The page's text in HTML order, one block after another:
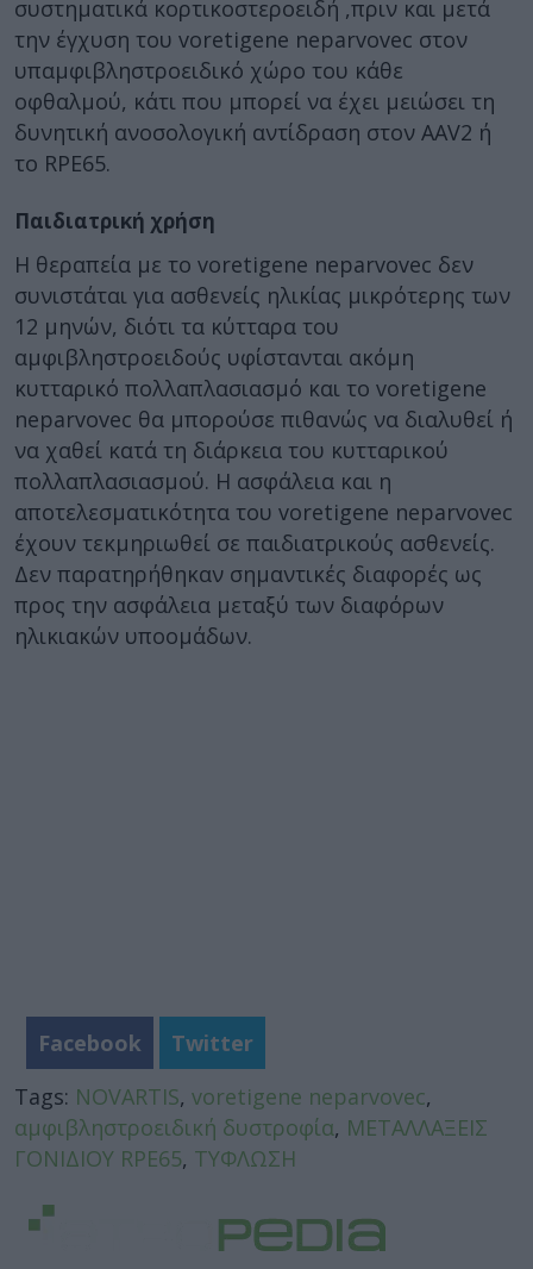
συστηματικά κορτικοστεροειδή ,πριν και μετά
την έγχυση του voretigene neparvovec στον
υπαμφιβληστροειδικό χώρο του κάθε
οφθαλμού, κάτι που μπορεί να έχει μειώσει τη
δυνητική ανοσολογική αντίδραση στον AAV2 ή
το RPE65.
Παιδιατρική χρήση
Η θεραπεία με το voretigene neparvovec δεν
συνιστάται για ασθενείς ηλικίας μικρότερης των
12 μηνών, διότι τα κύτταρα του
αμφιβληστροειδούς υφίστανται ακόμη
κυτταρικό πολλαπλασιασμό και το voretigene
neparvovec θα μπορούσε πιθανώς να διαλυθεί ή
να χαθεί κατά τη διάρκεια του κυτταρικού
πολλαπλασιασμού. Η ασφάλεια και η
αποτελεσματικότητα του voretigene neparvovec
έχουν τεκμηριωθεί σε παιδιατρικούς ασθενείς.
Δεν παρατηρήθηκαν σημαντικές διαφορές ως
προς την ασφάλεια μεταξύ των διαφόρων
ηλικιακών υποομάδων.
Facebook
Twitter
Tags: NOVARTIS, voretigene neparvovec,
αμφιβληστροειδική δυστροφία, ΜΕΤΑΛΛΑΞΕΙΣ
ΓΟΝΙΔΙΟΥ RPE65, ΤΥΦΛΩΣΗ